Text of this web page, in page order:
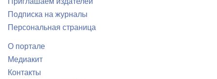
Подписка на журналы
Персональная страница
О портале
Медиакит
Контакты